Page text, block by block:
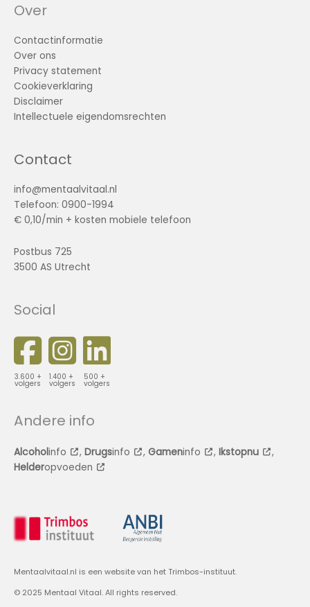
Over
Contactinformatie
Over ons
Privacy statement
Cookieverklaring
Disclaimer
Intellectuele eigendomsrechten
Contact
info@mentaalvitaal.nl
Telefoon: 0900-1994
€ 0,10/min + kosten mobiele telefoon
Postbus 725
3500 AS Utrecht
Social
3.600 +
volgers
1.400 +
volgers
500 +
volgers
Andere info
Alcoholinfo , Drugsinfo , Gameninfo , Ikstopnu
,
Helderopvoeden
Mentaalvitaal.nl is een website van het Trimbos-instituut.
© 2025 Mentaal Vitaal. All rights reserved.